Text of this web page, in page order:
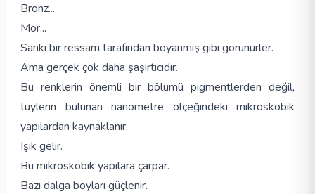
Bronz...
Mor...
Sanki bir ressam tarafından boyanmış gibi görünürler.
Ama gerçek çok daha şaşırtıcıdır.
Bu renklerin önemli bir bölümü pigmentlerden değil,
tüylerin bulunan nanometre ölçeğindeki mikroskobik
yapılardan kaynaklanır.
Işık gelir.
Bu mikroskobik yapılara çarpar.
Bazı dalga boyları güçlenir.